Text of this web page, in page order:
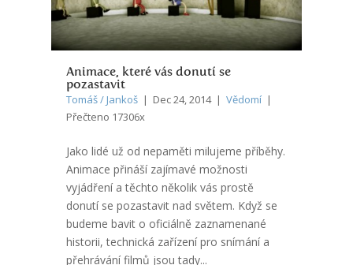
Animace, které vás donutí se
pozastavit
Tomáš / Jankoš | Dec 24, 2014 | Vědomí |
Přečteno 17306x
Jako lidé už od nepaměti milujeme příběhy.
Animace přináší zajímavé možnosti
vyjádření a těchto několik vás prostě
donutí se pozastavit nad světem. Když se
budeme bavit o oficiálně zaznamenané
historii, technická zařízení pro snímání a
přehrávání filmů jsou tady...